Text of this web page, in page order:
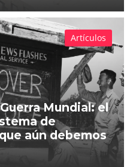
Mundial: el
de
aún debemos
Artículos